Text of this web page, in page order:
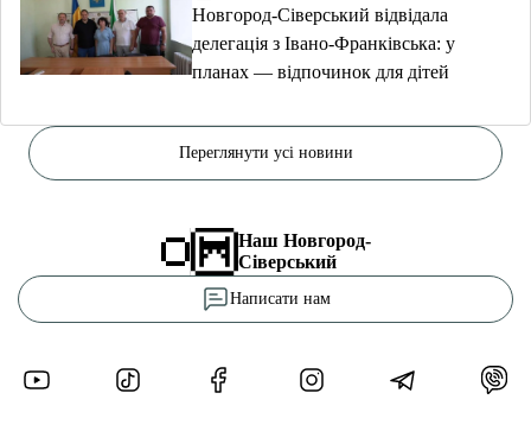
Новгород-Сіверський відвідала
делегація з Івано-Франківська: у
планах — відпочинок для дітей
Переглянути усі новини
Наш Новгород-
Сіверський
Написати нам